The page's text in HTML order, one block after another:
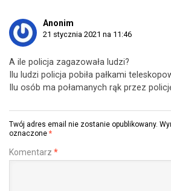
Anonim
21 stycznia 2021 na 11:46
A ile policja zagazowała ludzi?
Ilu ludzi policja pobiła pałkami
Ilu osób ma połamanych rąk przez
Twój adres email nie zostanie opublikowany.
oznaczone *
Komentarz *